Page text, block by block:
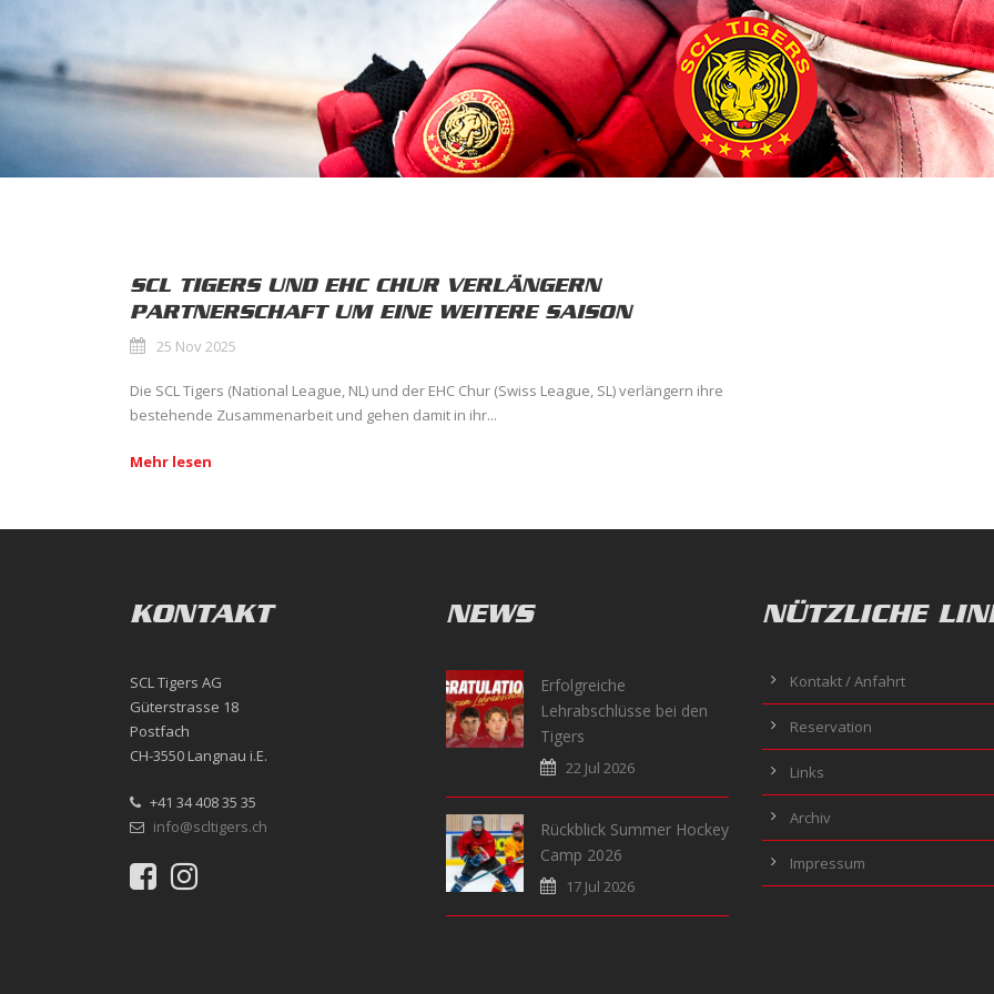
SCL TIGERS UND EHC CHUR VERLÄNGERN
PARTNERSCHAFT UM EINE WEITERE SAISON
25 Nov 2025
Die SCL Tigers (National League, NL) und der EHC Chur (Swiss League, SL) verlängern ihre
bestehende Zusammenarbeit und gehen damit in ihr...
Mehr lesen
KONTAKT
SCL Tigers AG
Güterstrasse 18
Postfach
CH-3550 Langnau i.E.
+41 34 408 35 35
info@scltigers.ch
NEWS
Erfolgreiche
Lehrabschlüsse bei den
Tigers
22 Jul 2026
Rückblick Summer Hockey
Camp 2026
17 Jul 2026
NÜTZLICHE
Kontakt / Anfahrt
Reservation
Links
Archiv
Impressum